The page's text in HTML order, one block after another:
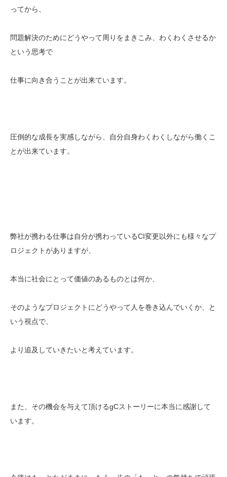
ってから、
問題解決のためにどうやって周りをまきこみ、わくわくさせるか
という思考で
仕事に向き合うことが出来ています。
圧倒的な成長を実感しながら、自分自身わくわくしながら働くこ
とが出来ています。
弊社が携わる仕事は自分が携わっているCI変更以外にも様々なプ
ロジェクトがありますが、
本当に社会にとって価値のあるものとは何か、
そのようなプロジェクトにどうやって人を巻き込んでいくか、と
いう視点で、
より追及していきたいと考えています。
また、その機会を与えて頂けるgCストーリーに本当に感謝して
います。